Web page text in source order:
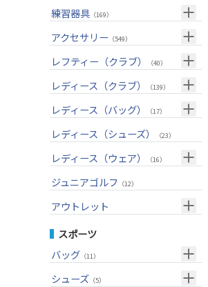
ウェッジ(右用)
パター(右用)
チッパー(右用)（13）
USモデル（56）
カスタム
アウター
グローブ
その他
GPSナビ（33）
距離測定器
（20）
ネームプレート
傘
練習器具 （169）
パターマット（28）
スイング練習器 （114）
アクセサリー （549）
ヘッドカバー（213）
シューズケース （7）
トラベルケース （20）
サングラス
ネックレス
その他
シャフト（27）
レフティー（クラブ） （40）
クラブセット(左用) （1）
ドライバー(左用)（4）
フェアウェイウッド(左用)
ウェッジ(左用)
パター(左用)
USモデル
レディース（クラブ） （139）
クラブセット(女性用) （11）
ドライバー(女性用)（20）
フェアウェイウッド(女性用) （28）
ウェッジ(女性用)
パター(女性用)
レディース（バッグ） （17）
キャディバッグ （12）
クラブケース （2）
レディース（シューズ） （23）
レディース（ウェア） （16）
トップス（5）
レインウェア
ジュニアゴルフ （12）
アウトレット
クラブセット
ドライバー
スポーツ
バッグ （11）
メンズ（10）
シューズ （5）